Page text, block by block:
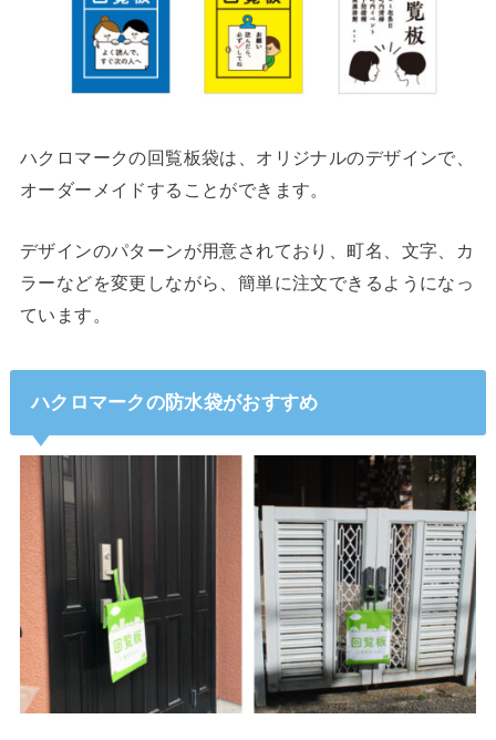
ハクロマークの回覧板袋は、オリジナルのデザインで、
オーダーメイドすることができます。
デザインのパターンが用意されており、町名、文字、カ
ラーなどを変更しながら、簡単に注文できるようになっ
ています。
ハクロマークの防水袋がおすすめ